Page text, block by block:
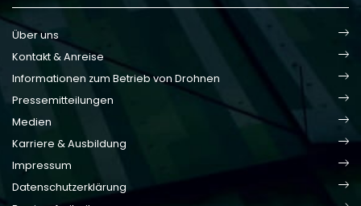
Über uns
Kontakt & Anreise
Informationen zum Betrieb von Drohnen
Pressemitteilungen
Medien
Karriere & Ausbildung
Impressum
Datenschutzerklärung